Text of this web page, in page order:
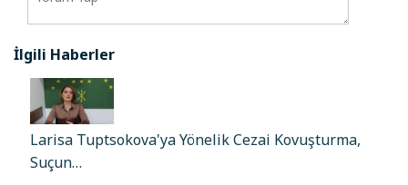
İlgili Haberler
Larisa Tuptsokova'ya Yönelik Cezai Kovuşturma,
Suçun…